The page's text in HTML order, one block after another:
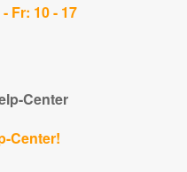
Fr: 10 - 17
Center
Center!